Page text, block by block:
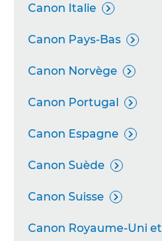
Canon Italie 
Canon Pays-Bas 
Canon Norvège 
Canon Portugal 
Canon Espagne 
Canon Suède 
Canon Suisse 
Canon Royaume-Uni